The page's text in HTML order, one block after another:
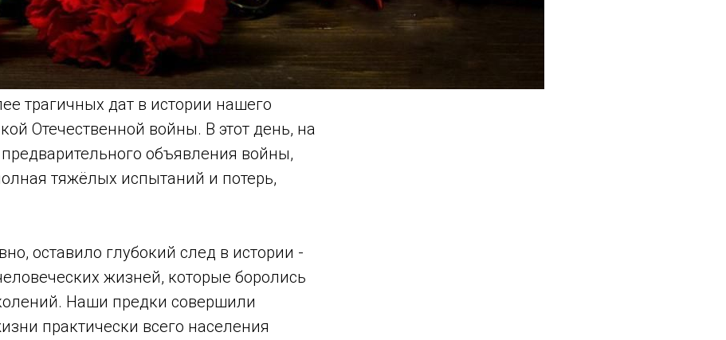
трагичных дат в истории нашего
Отечественной войны. В этот день, на
объявления войны,
тяжёлых испытаний и потерь,
оставило глубокий след в истории -
жизней, которые боролись
Наши предки совершили
практически всего населения